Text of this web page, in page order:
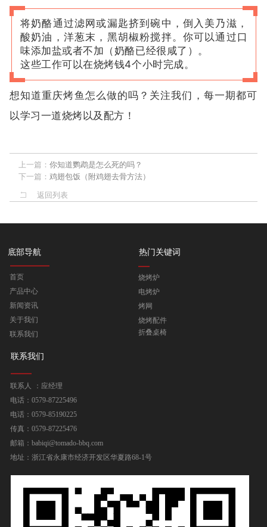
将奶酪通过滤网或漏匙挤到碗中，倒入美乃滋，
酸奶油，洋葱末，黑胡椒粉搅拌。你可以通过口
味添加盐或者不加（奶酪已经很咸了）。
这些工作可以在烧烤钱4个小时完成。
想知道重庆烤鱼怎么做的吗？关注我们，每一期都可
以学习一道烧烤以及配方！
上一篇： 你知道鹦鹉是怎么死的吗？
下一篇： 鸡翅包饭（附鸡翅去骨方法）
返回列表
底部导航
首页
产品中心
新闻资讯
关于我们
联系我们
热门关键词
烧烤炉
电烤炉
烤网
烧烤配件
折叠桌椅
联系我们
联系人 ：应经理
电话：0579-87225496
电话：0579-85190225
传真：0579-87225476
邮箱：babiqi@tomado-bbq.com
地址：浙江省永康市经济开发区华夏路68-1号